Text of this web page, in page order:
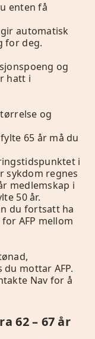
enten få
automatisk
for deg.
og
hatt i
og
65 år må du
i
sykdom regnes
medlemskap i
50 år.
du fortsatt ha
AFP mellom
mottar AFP.
Nav for å
62 – 67 år